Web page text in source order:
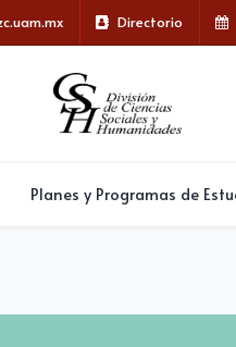
Directorio
Planes y Programas de